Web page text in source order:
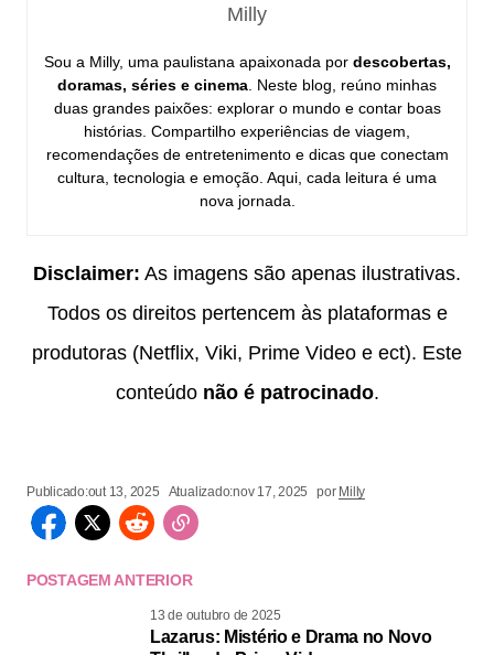
Milly
Sou a Milly, uma paulistana apaixonada por descobertas,
doramas, séries e cinema . Neste blog, reúno minhas
duas grandes paixões: explorar o mundo e contar boas
histórias. Compartilho experiências de viagem,
recomendações de entretenimento e dicas que conectam
cultura, tecnologia e emoção. Aqui, cada leitura é uma
nova jornada.
Disclaimer: As imagens são apenas ilustrativas.
Todos os direitos pertencem às plataformas e
produtoras (Netflix, Viki, Prime Video e ect). Este
conteúdo não é patrocinado.
Publicado:out 13, 2025 Atualizado:nov 17, 2025 por Milly
POSTAGEM ANTERIOR
13 de outubro de 2025
Lazarus: Mistério e Drama no Novo